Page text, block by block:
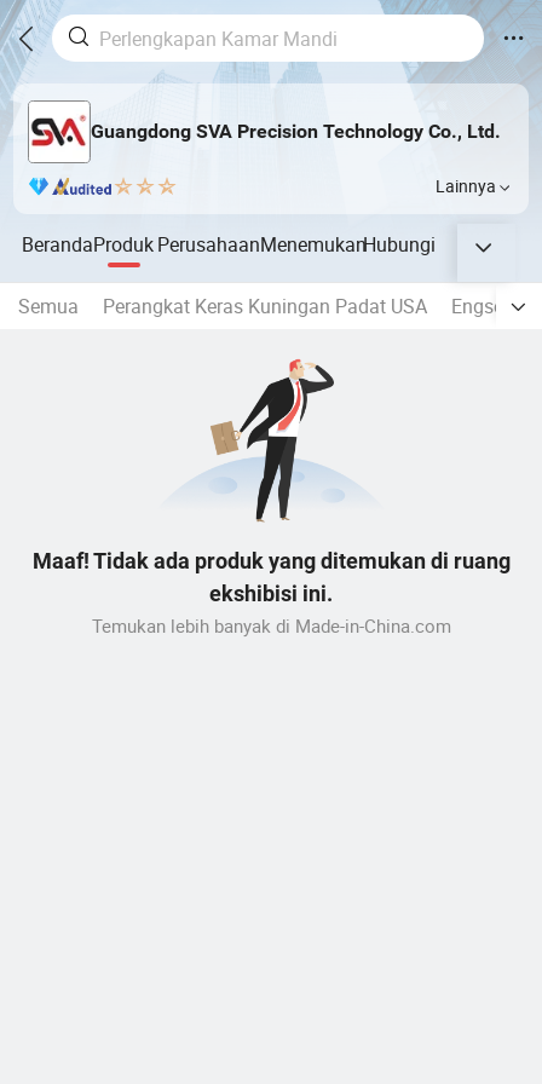
Guangdong SVA Precision Technology Co., Ltd.
Lainnya
BerandaProdukPerusahaanMenemukanHubungi
Semua Perangkat Keras Kuningan Padat USA Engsel
Maaf! Tidak ada produk yang ditemukan di ruang
ekshibisi ini.
Temukan lebih banyak di Made-in-China.com